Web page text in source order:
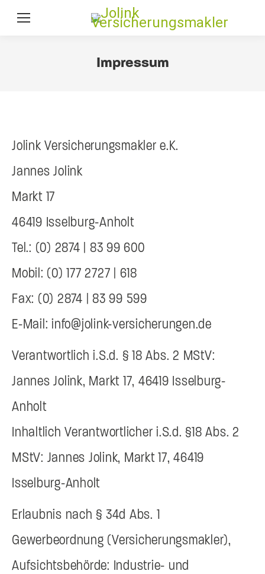
Impressum
Jolink Versicherungsmakler e.K.
Jannes Jolink
Markt 17
46419 Isselburg-Anholt
Tel.: (0) 2874 | 83 99 600
Mobil: (0) 177 2727 | 618
Fax: (0) 2874 | 83 99 599
E-Mail: info@jolink-versicherungen.de
Verantwortlich i.S.d. § 18 Abs. 2 MStV:
Jannes Jolink, Markt 17, 46419 Isselburg-
Anholt
Inhaltlich Verantwortlicher i.S.d. §18 Abs. 2
MStV: Jannes Jolink, Markt 17, 46419
Isselburg-Anholt
Erlaubnis nach § 34d Abs. 1
Gewerbeordnung (Versicherungsmakler),
Aufsichtsbehörde: Industrie- und